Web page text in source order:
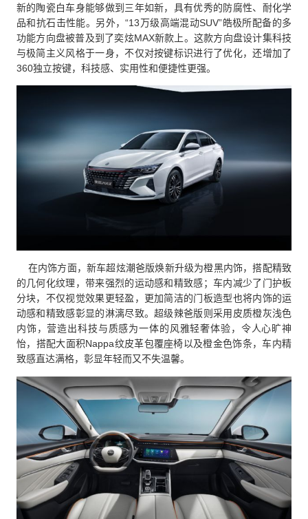
新的陶瓷白车身能够做到三年如新，具有优秀的防腐性、耐化学
品和抗石击性能。另外，“13万级高端混动SUV”皓极所配备的多
功能方向盘被普及到了奕炫MAX新款上。这款方向盘设计集科技
与极简主义风格于一身，不仅对按键标识进行了优化，还增加了
360独立按键，科技感、实用性和便捷性更强。
在内饰方面，新车超炫潮爸版焕新升级为橙黑内饰，搭配精致
的几何化纹理，带来强烈的运动感和精致感；车内减少了门护板
分块，不仅视觉效果更轻盈，更加简洁的门板造型也将内饰的运
动感和精致感彰显的淋漓尽致。超级辣爸版则采用皮质橙灰浅色
内饰，营造出科技与质感为一体的风雅轻奢体验，令人心旷神
怡，搭配大面积Nappa纹皮革包覆座椅以及橙金色饰条，车内精
致感直达满格，彰显年轻而又不失温馨。